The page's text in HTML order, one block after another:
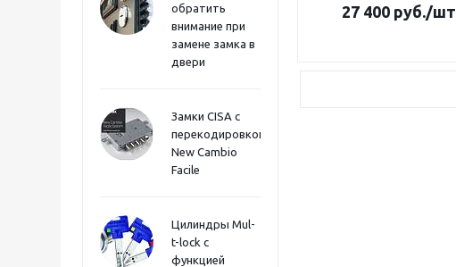
обратить
внимание при
замене замка в
двери
Замки CISA с
перекодировкой
New Cambio
Facile
Цилиндры Mul-
t-lock с
функцией
27 400руб./шт